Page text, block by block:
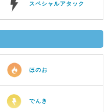
スペシャルアタック
ほのお
でんき